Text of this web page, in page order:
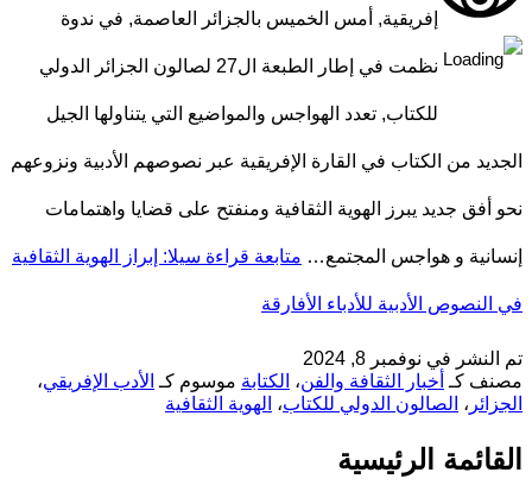
إفريقية, أمس الخميس بالجزائر العاصمة, في ندوة
نظمت في إطار الطبعة ال27 لصالون الجزائر الدولي
للكتاب, تعدد الهواجس والمواضيع التي يتناولها الجيل
الجديد من الكتاب في القارة الإفريقية عبر نصوصهم الأدبية ونزوعهم
نحو أفق جديد يبرز الهوية الثقافية ومنفتح على قضايا واهتمامات
إنسانية و هواجس المجتمع… متابعة قراءة سيلا: إبراز الهوية الثقافية
في النصوص الأدبية للأدباء الأفارقة
تم النشر في نوفمبر 8, 2024
مصنف كـ أخبار الثقافة والفن، الكتابة موسوم كـ الأدب الإفريقي،
الجزائر ، الصالون الدولي للكتاب، الهوية الثقافية
القائمة الرئيسية